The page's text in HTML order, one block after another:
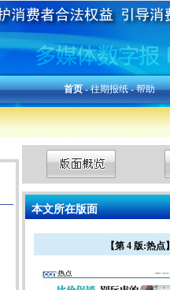
首页-往期报纸-帮助
本文所在版面
【第 4 版:热点】